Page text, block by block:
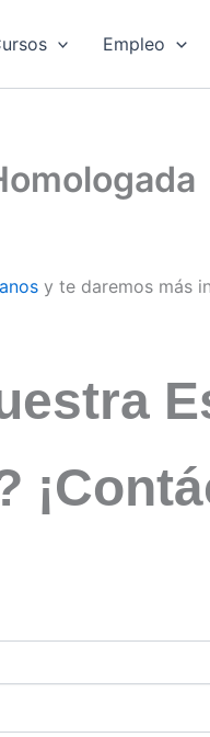
Empleo
y te daremos más